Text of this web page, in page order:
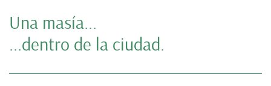
Una masía...
...dentro de la ciudad.